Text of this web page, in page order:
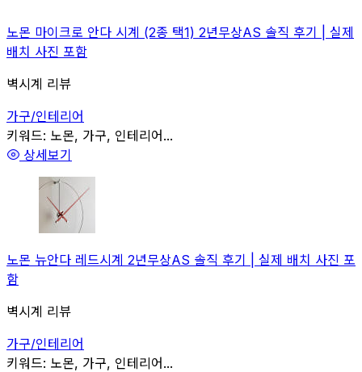
노몬 마이크로 안다 시계 (2종 택1) 2년무상AS 솔직 후기 | 실제
배치 사진 포함
벽시계 리뷰
가구/인테리어
관련
키워드: 노몬, 가구, 인테리어...
상세보기
노몬 뉴안다 레드시계 2년무상AS 솔직 후기 | 실제 배치 사진 포
함
벽시계 리뷰
가구/인테리어
관련
키워드: 노몬, 가구, 인테리어...